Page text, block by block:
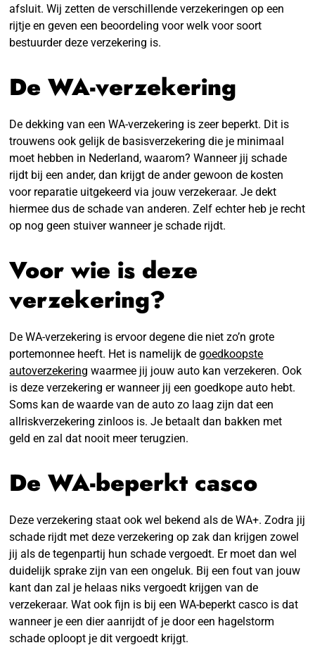
afsluit. Wij zetten de verschillende verzekeringen op een
rijtje en geven een beoordeling voor welk voor soort
bestuurder deze verzekering is.
De WA-verzekering
De dekking van een WA-verzekering is zeer beperkt. Dit is
trouwens ook gelijk de basisverzekering die je minimaal
moet hebben in Nederland, waarom? Wanneer jij schade
rijdt bij een ander, dan krijgt de ander gewoon de kosten
voor reparatie uitgekeerd via jouw verzekeraar. Je dekt
hiermee dus de schade van anderen. Zelf echter heb je recht
op nog geen stuiver wanneer je schade rijdt.
Voor wie is deze
verzekering?
De WA-verzekering is ervoor degene die niet zo’n grote
portemonnee heeft. Het is namelijk degoedkoopste
autoverzekering waarmee jij jouw auto kan verzekeren. Ook
is deze verzekering er wanneer jij een goedkope auto hebt.
Soms kan de waarde van de auto zo laag zijn dat een
allriskverzekering zinloos is. Je betaalt dan bakken met
geld en zal dat nooit meer terugzien.
De WA-beperkt casco
Deze verzekering staat ook wel bekend als de WA+. Zodra jij
schade rijdt met deze verzekering op zak dan krijgen zowel
jij als de tegenpartij hun schade vergoedt. Er moet dan wel
duidelijk sprake zijn van een ongeluk. Bij een fout van jouw
kant dan zal je helaas niks vergoedt krijgen van de
verzekeraar. Wat ook fijn is bij een WA-beperkt casco is dat
wanneer je een dier aanrijdt of je door een hagelstorm
schade oploopt je dit vergoedt krijgt.